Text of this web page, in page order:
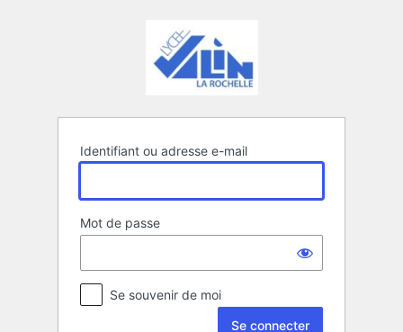
Identifiant ou adresse e-mail
Mot de passe
Se souvenir de moi